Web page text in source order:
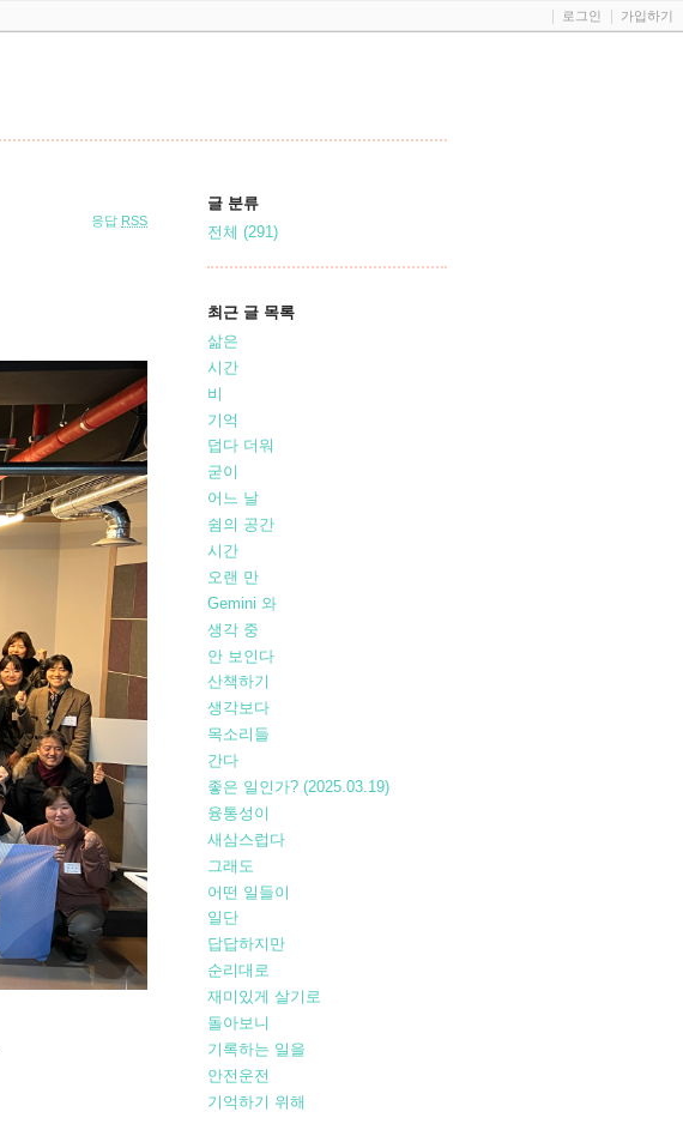
응답 RSS
글 분류
전체 (291)
최근 글 목록
삶은
시간
비
기억
덥다 더워
굳이
어느 날
쉼의 공간
시간
오랜 만
Gemini 와
생각 중
안 보인다
산책하기
생각보다
목소리들
간다
좋은 일인가? (2025.03.19)
융통성이
새삼스럽다
그래도
어떤 일들이
일단
답답하지만
순리대로
재미있게 살기로
돌아보니
기록하는 일을
안전운전
기억하기 위해
로그인 가입하기